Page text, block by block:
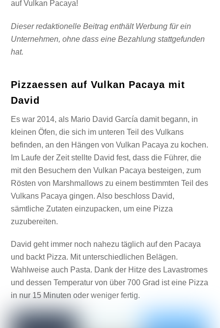
auf Vulkan Pacaya!
Dieser redaktionelle Beitrag enthält Werbung für ein
Unternehmen, ohne dass eine Bezahlung stattgefunden
hat.
Pizzaessen auf Vulkan Pacaya mit
David
Es war 2014, als Mario David García damit begann, in
kleinen Öfen, die sich im unteren Teil des Vulkans
befinden, an den Hängen von Vulkan Pacaya zu kochen.
Im Laufe der Zeit stellte David fest, dass die Führer, die
mit den Besuchern den Vulkan Pacaya besteigen, zum
Rösten von Marshmallows zu einem bestimmten Teil des
Vulkans Pacaya gingen. Also beschloss David,
sämtliche Zutaten einzupacken, um eine Pizza
zuzubereiten.
David geht immer noch nahezu täglich auf den Pacaya
und backt Pizza. Mit unterschiedlichen Belägen.
Wahlweise auch Pasta. Dank der Hitze des Lavastromes
und dessen Temperatur von über 700 Grad ist eine Pizza
in nur 15 Minuten oder weniger fertig.